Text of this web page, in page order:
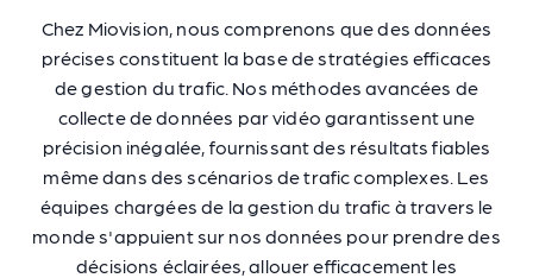
Chez Miovision, nous comprenons que des données
précises constituent la base de stratégies efficaces
de gestion du trafic. Nos méthodes avancées de
collecte de données par vidéo garantissent une
précision inégalée, fournissant des résultats fiables
même dans des scénarios de trafic complexes. Les
équipes chargées de la gestion du trafic à travers le
monde s'appuient sur nos données pour prendre des
décisions éclairées, allouer efficacement les